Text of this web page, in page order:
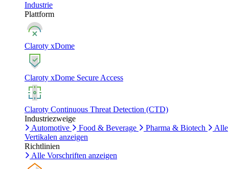
Industrie
Plattform
Claroty xDome
Claroty xDome Secure Access
Claroty Continuous Threat Detection (CTD)
Industriezweige
Automotive
Food & Beverage Pharma & Biotech
Alle
Vertikalen anzeigen
Richtlinien
Alle Vorschriften anzeigen